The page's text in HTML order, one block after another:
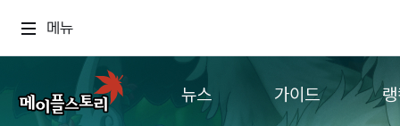
메뉴
뉴스 가이드